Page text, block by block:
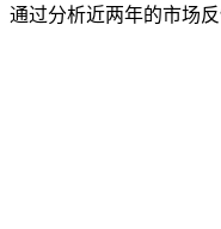
通过分析近两年的市场